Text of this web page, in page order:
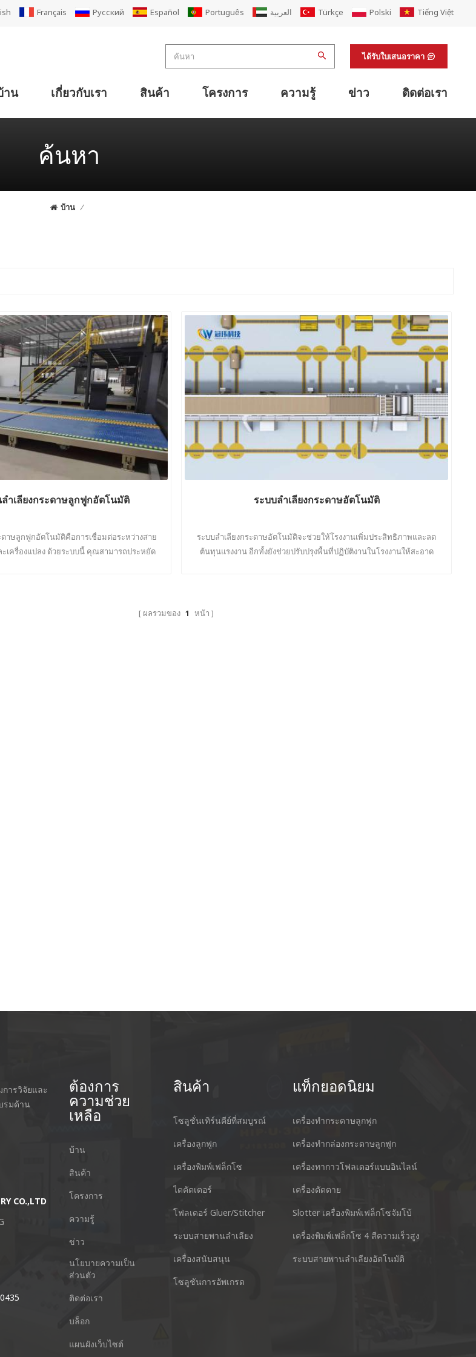
Français Русский Español Português العربية Türkçe Polski Tiếng Việt
ได้รับใบเสนอราคา
าน เกี่ยวกับเรา สินค้า โครงการ ความรู้ ข่าว ติดต่อเรา
ค้นหา
บ้าน /
ำเลียงกระดาษลูกฟูกอัตโนมัติ
ดาษลูกฟูกอัตโนมัติคือการเชื่อมต่อระหว่างสาย
เครื่องแปลง ด้วยระบบนี้ คุณสามารถประหยัด
ระบบลำเลียงกระดาษอัตโนมัติ
ระบบลำเลียงกระดาษอัตโนมัติจะช่วยให้โรงงานเพิ่มประสิทธิภาพและลด
ต้นทุนแรงงาน อีกทั้งยังช่วยปรับปรุงพื้นที่ปฏิบัติงานในโรงงานให้สะอาด
ผลรวมของ 1 หน้า
ารวิจัยและ
รมด้าน
CO.,LTD
Guangzhou Keshenglong Carton Packing Machine Co.,Ltd.
NO.77 Xieshi Road Zhongcun Town Panyu District Guangzhou Guangdong 511495 ประเทศ
โทร : +86-20-84771416 สไกป์ : +86 13928828361
อีเมล์ : kl@keshenglong.com.cn
ต้องการ
ความช่วย
เหลือ
บ้าน
สินค้า
โครงการ
ความรู้
ข่าว
นโยบายความเป็น
ส่วนตัว
ติดต่อเรา
บล็อก
แผนผังเว็บไซต์
สินค้า
โซลูชั่นเทิร์นคีย์ที่สมบูรณ์
เครื่องลูกฟูก
เครื่องพิมพ์เฟล็กโซ
ไดคัตเตอร์
โฟลเดอร์ Gluer/Stitcher
ระบบสายพานลำเลียง
เครื่องสนับสนุน
โซลูชันการอัพเกรด
แท็กยอดนิยม
เครื่องทำกระดาษลูกฟูก
เครื่องทำกล่องกระดาษลูกฟูก
เครื่องทากาวโฟลเดอร์แบบอินไลน์
เครื่องตัดตาย
Slotter เครื่องพิมพ์เฟล็กโซจัมโบ้
เครื่องพิมพ์เฟล็กโซ 4 สีความเร็วสูง
ระบบสายพานลำเลียงอัตโนมัติ